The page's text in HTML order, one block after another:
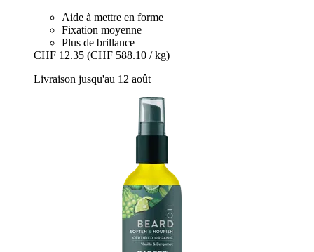
Aide à mettre en forme
Fixation moyenne
Plus de brillance
CHF 12.35 (CHF 588.10 / kg)
Livraison jusqu'au 12 août